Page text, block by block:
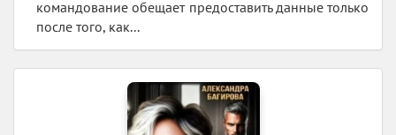
командование обещает предоставить данные только
после того, как...